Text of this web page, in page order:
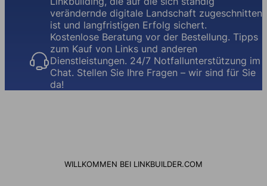
verändernde digitale Landschaft zugeschnitten
ist und langfristigen Erfolg sichert.
Kostenlose Beratung vor der Bestellung. Tipps
zum Kauf von Links und anderen
Dienstleistungen. 24/7 Notfallunterstützung im
Chat. Stellen Sie Ihre Fragen – wir sind für Sie
da!
WILLKOMMEN BEI LINKBUILDER.COM